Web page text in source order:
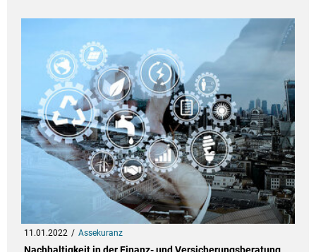
11.01.2022 Assekuranz